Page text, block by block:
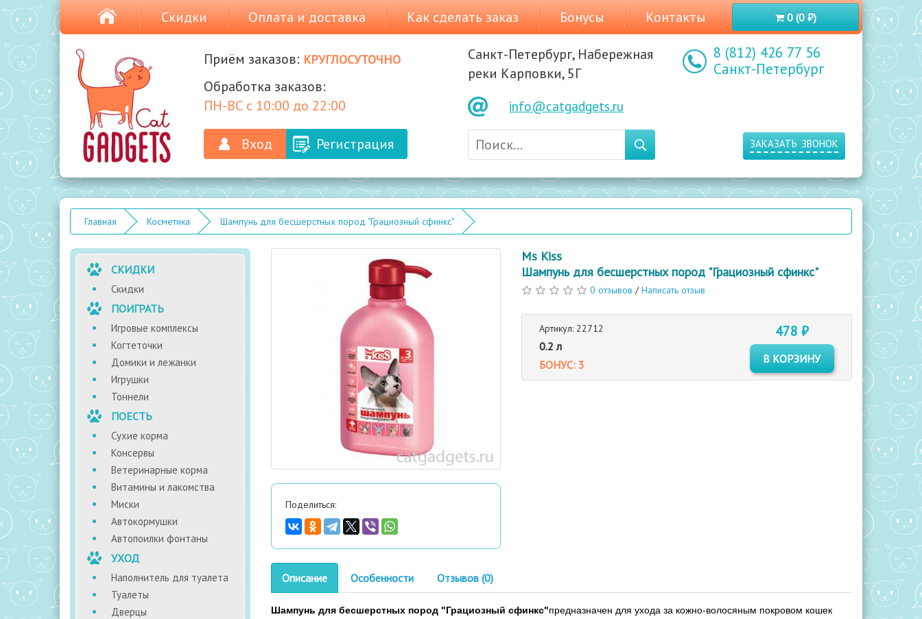
0 (0 ₽)
Скидки Оплата и доставка Как сделать заказ Бонусы Контакты
Приём заказов: круглосуточно
Обработка заказов:
ПН-ВС с 10:00 до 22:00
Вход Регистрация
Санкт-Петербург, Набережная
реки Карповки, 5Г
info@catgadgets.ru
8 (812) 426 77 56
Санкт-Петербург
заказать звонок
Главная Косметика Шампунь для бесшерстных пород "Грациозный сфинкс"
СКИДКИ
Скидки
ПОИГРАТЬ
Игровые комплексы
Когтеточки
Домики и лежанки
Игрушки
Тоннели
ПОЕСТЬ
Сухие корма
Консервы
Ветеринарные корма
Витамины и лакомства
Миски
Автокормушки
Автопоилки фонтаны
УХОД
Наполнитель для туалета
Туалеты
Дверцы
Поделиться:
Ms Kiss
Шампунь для бесшерстных пород "Грациозный сфинкс"
0 отзывов /Написать отзыв
Артикул: 22712
0.2 л
БОНУС: 3
478 ₽
В КОРЗИНУ
Описание Особенности Отзывов (0)
Шампунь для бесшерстных пород "Грациозный сфинкс"предназначен для ухода за кожно-волосяным покровом кошек